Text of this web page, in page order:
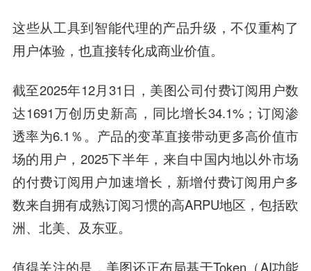
这些从工具到智能代理的产品升级，不仅重构了
用户体验，也直接转化成商业价值。
截至2025年12月31日，美图公司付费订阅用户数
达1691万创历史新高，同比增长34.1%；订阅渗
透率为6.1％。产品的变革直接带动更多高价值市
场的用户，2025下半年，来自中国内地以外市场
的付费订阅用户加速增长，新增付费订阅用户多
数来自拥有成熟订阅习惯的高ARPU地区，包括欧
洲、北美、及东亚。
值得关注的是，美图还正布局基于Token（AI功能